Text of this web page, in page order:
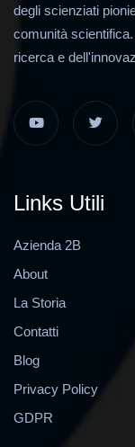
degli scienziati
comunità
ricerca e
Links Utili
Azienda 2B
About
La Storia
Contatti
Blog
Privacy Policy
GDPR